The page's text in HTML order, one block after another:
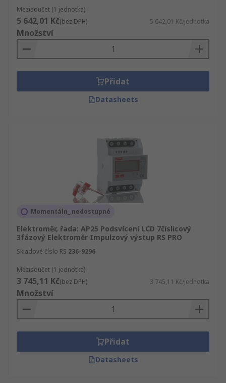
Mezisoučet (1 jednotka)
5 642,01 Kč(bez DPH) 5 642,01 Kč/jednotka
Množství
Přidat
Datasheets
Momentáln_ nedostupné
Elektroměr, řada: AP25 Podsvícení LCD 7číslicový
3fázový Elektroměr Impulzový výstup RS PRO
Skladové číslo RS 236-9296
Mezisoučet (1 jednotka)
3 745,11 Kč(bez DPH) 3 745,11 Kč/jednotka
Množství
Přidat
Datasheets